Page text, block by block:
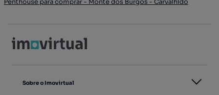
Penthouse para comprar - Monte dos Burgos - Carvalhido
Sobre o Imovirtual